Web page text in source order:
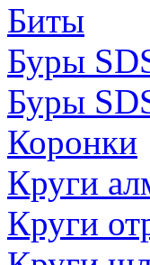
Биты
Буры
Буры
Коронки
Круги
Круги